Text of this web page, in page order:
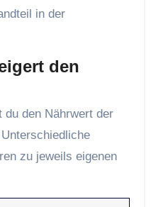
in der
den
du den Nährwert der
zu jeweils eigenen